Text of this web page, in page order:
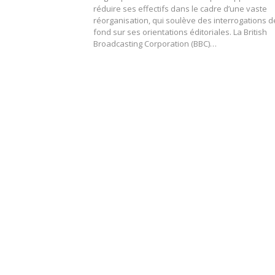
réduire ses effectifs dans le cadre d’une vaste
réorganisation, qui soulève des interrogations
fond sur ses orientations éditoriales. La British
Broadcasting Corporation (BBC)…